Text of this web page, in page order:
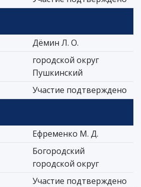
Дёмин Л. О.
городской округ
Пушкинский
Участие подтверждено
Ефременко М. Д.
Богородский
городской округ
Участие подтверждено